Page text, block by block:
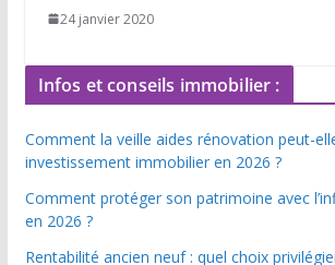
24 janvier 2020
Infos et conseils immobilier :
Comment la veille aides rénovation peut-
investissement immobilier en 2026 ?
Comment protéger son patrimoine avec
en 2026 ?
Rentabilité ancien neuf : quel choix